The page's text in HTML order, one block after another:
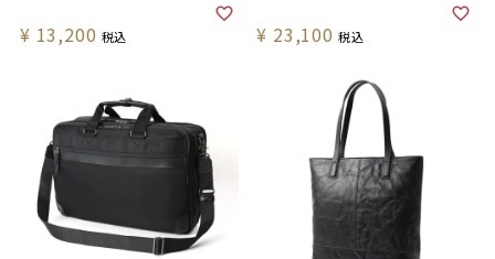
¥ 13,200 税込 ¥ 23,100 税込